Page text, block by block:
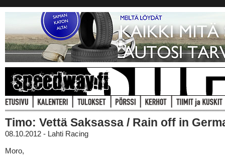
Timo: Vettä Saksassa / Rain off in
08.10.2012 - Lahti Racing
Moro,